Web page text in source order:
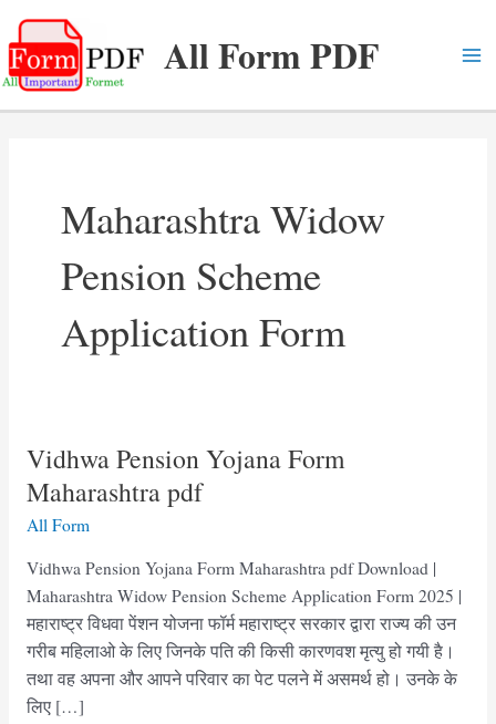
to
content
All Form PDF
Maharashtra Widow
Pension Scheme
Application Form
Vidhwa Pension Yojana Form
Maharashtra pdf
All Form
Vidhwa Pension Yojana Form Maharashtra pdf Download |
Maharashtra Widow Pension Scheme Application Form 2025 |
महाराष्ट्र विधवा पेंशन योजना फॉर्म महाराष्ट्र सरकार द्वारा राज्य की उन
गरीब महिलाओ के लिए जिनके पति की किसी कारणवश मृत्यु हो गयी है।
तथा वह अपना और आपने परिवार का पेट पलने में असमर्थ हो। उनके के
लिए […]